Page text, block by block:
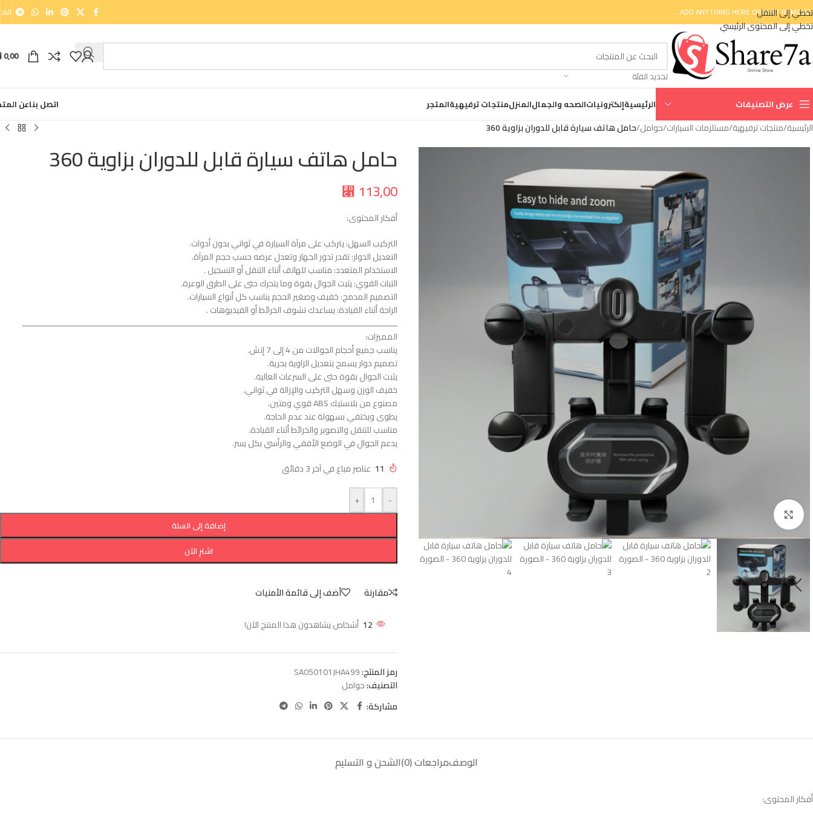
تخطي إلى التنقل
تخطي إلى المحتوى الرئيسي
ADD ANYTHING HERE OR JUST REMOVE البلد
تحديد الفئة
0,00
عرض التصنيفات الرئيسيةإلكترونياتالصحه والجمالالمنزلمنتجات ترفيهيةالمتجر اتصل بناعن
الرئيسية/منتجات ترفيهية/مستلزمات السيارات/حوامل/حامل هاتف سيارة قابل للدوران بزاوية 360
حامل هاتف سيارة قابل للدوران بزاوية 360
⃁ 113,00
أفكار المحتوى:
التركيب السهل: يتركب على مرآة السيارة في ثواني بدون أدوات.
التعديل الدوار: تقدر تدور الجهاز وتعدل عرضه حسب حجم المرآة.
الاستخدام المتعدد: مناسب للهاتف أثناء التنقل أو التسجيل .
الثبات القوي: يثبت الجوال بقوة وما يتحرك حتى على الطرق الوعرة.
التصميم المدمج: خفيف وصغير الحجم يناسب كل أنواع السيارات.
الراحة أثناء القيادة: يساعدك تشوف الخرائط أو الفيديوهات .
ـــــــــــــــــــــــــــــــــــــــــــــــــــــــــــــــــــــــــــــــــــــــــــــــــــــــــــــــــــــــــــــــــــــــــــــــــــــــــــ
المميزات:
يناسب جميع أحجام الجوالات من 4 إلى 7 إنش.
تصميم دوار يسمح بتعديل الزاوية بحرية.
يثبت الجوال بقوة حتى على السرعات العالية.
خفيف الوزن وسهل التركيب والإزالة في ثواني.
مصنوع من بلاستيك ABS قوي ومتين.
يطوى ويختفي بسهولة عند عدم الحاجة.
مناسب للتنقل والتصوير والخرائط أثناء القيادة.
يدعم الجوال في الوضع الأفقي والرأسي بكل يسر.
11 عناصر مباع في آخر 3 دقائق
-
+
إضافة إلى السلة
اشترِ الآن
مقارنة أضف إلى قائمة الأمنيات
12 أشخاص يشاهدون هذا المنتج الآن!
رمز المنتج:SA050101JHA499
التصنيف:حوامل
مشاركة:
الوصفمراجعات (0) الشحن و التسليم
أفكار المحتوى: